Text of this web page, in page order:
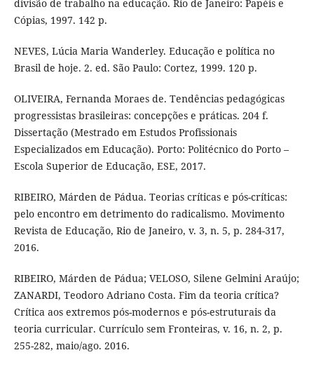
divisão de trabalho na educação. Rio de Janeiro: Papéis e
Cópias, 1997. 142 p.
NEVES, Lúcia Maria Wanderley. Educação e política no
Brasil de hoje. 2. ed. São Paulo: Cortez, 1999. 120 p.
OLIVEIRA, Fernanda Moraes de. Tendências pedagógicas
progressistas brasileiras: concepções e práticas. 204 f.
Dissertação (Mestrado em Estudos Profissionais
Especializados em Educação). Porto: Politécnico do Porto –
Escola Superior de Educação, ESE, 2017.
RIBEIRO, Márden de Pádua. Teorias críticas e pós-críticas:
pelo encontro em detrimento do radicalismo. Movimento
Revista de Educação, Rio de Janeiro, v. 3, n. 5, p. 284-317,
2016.
RIBEIRO, Márden de Pádua; VELOSO, Silene Gelmini Araújo;
ZANARDI, Teodoro Adriano Costa. Fim da teoria crítica?
Crítica aos extremos pós-modernos e pós-estruturais da
teoria curricular. Currículo sem Fronteiras, v. 16, n. 2, p.
255-282, maio/ago. 2016.